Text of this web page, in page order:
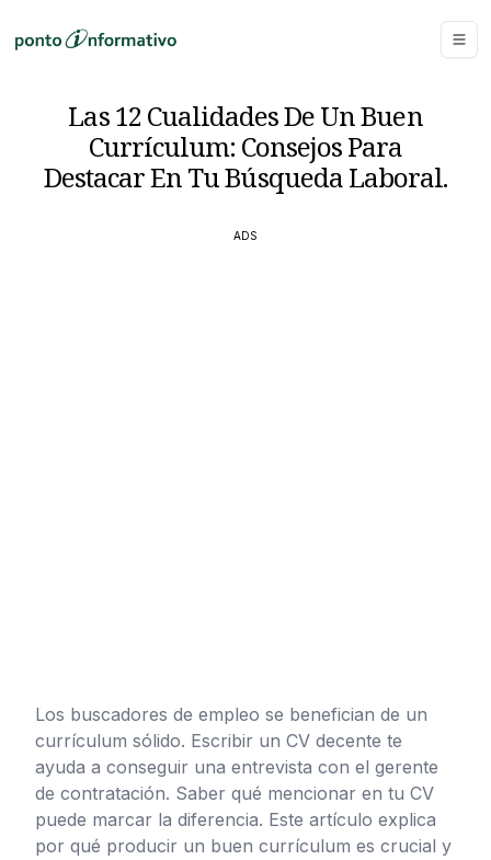
Las 12 Cualidades De Un Buen
Currículum: Consejos Para
Destacar En Tu Búsqueda Laboral.
ADS
Los buscadores de empleo se benefician de un
currículum sólido. Escribir un CV decente te
ayuda a conseguir una entrevista con el gerente
de contratación. Saber qué mencionar en tu CV
puede marcar la diferencia. Este artículo explica
por qué producir un buen currículum es crucial y